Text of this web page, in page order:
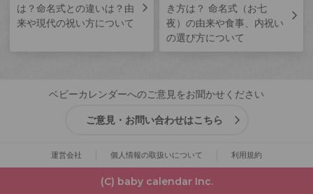
は？命名式との違いは？由
来や現代の祝い方について
き方は？ 命名式（お七
夜）の由来や食事、内祝い
の選び方について
ベビーカレンダーへのご意見をお聞かせください
ご意見・お問い合わせはこちら
運営会社 個人情報の取扱いについて 利用規約
(C) baby calendar Inc.